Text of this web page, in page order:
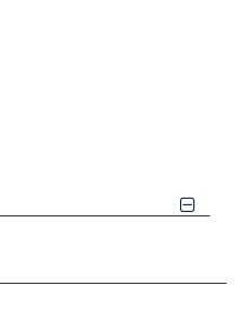
ZULETZT ANGESEHENE